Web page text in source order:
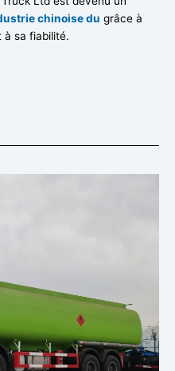
chinoise du grâce à
à sa fiabilité.